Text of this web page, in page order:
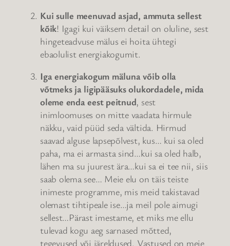
Kui sulle meenuvad asjad, ammuta sellest
kõik! Igagi kui väiksem detail on oluline, sest
hingeteadvuse mälus ei hoita ühtegi
ebaolulist energiakogumit.
Iga energiakogum mäluna võib olla
võtmeks ja ligipääsuks olukordadele, mida
oleme enda eest peitnud, sest
inimloomuses on mitte vaadata hirmule
näkku, vaid püüd seda vältida. Hirmud
saavad alguse lapsepõlvest, kus… kui sa oled
paha, ma ei armasta sind…kui sa oled halb,
lähen ma su juurest ära…kui sa ei tee nii, siis
saab olema see… Meie elu on täis teiste
inimeste programme, mis meid takistavad
olemast tihtipeale ise…ja meil pole aimugi
sellest…Pärast imestame, et miks me ellu
tulevad kogu aeg sarnased mõtted,
tegevused või järeldused. Vastused on meie